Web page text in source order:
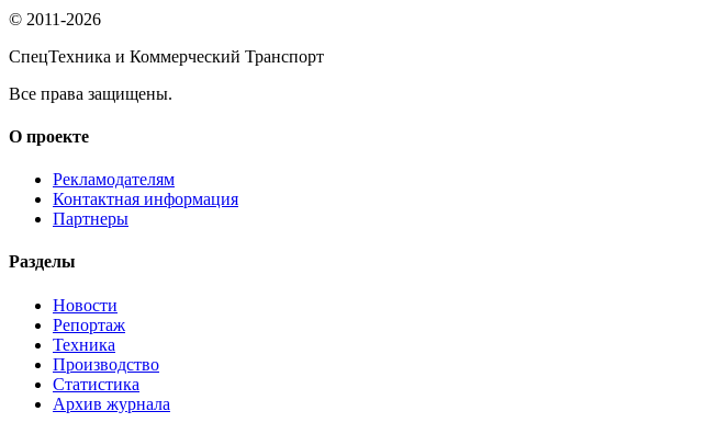
© 2011-2026
СпецТехника и Коммерческий Транспорт
Все права защищены.
О проекте
Рекламодателям
Контактная информация
Партнеры
Разделы
Новости
Репортаж
Техника
Производство
Статистика
Архив журнала